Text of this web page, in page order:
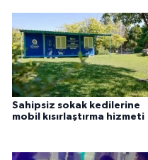
Sahipsiz sokak kedilerine
mobil kısırlaştırma hizmeti